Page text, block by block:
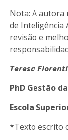
Nota: A
de Inteligência
revisão e
Teresa
PhD Gestão
Escola
*Texto escrito